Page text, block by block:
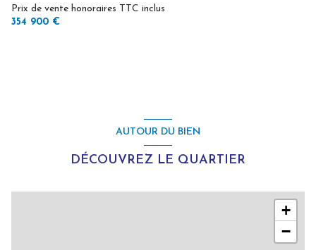
Prix de vente honoraires TTC inclus
354 900 €
AUTOUR DU BIEN
DÉCOUVREZ LE QUARTIER
+
−